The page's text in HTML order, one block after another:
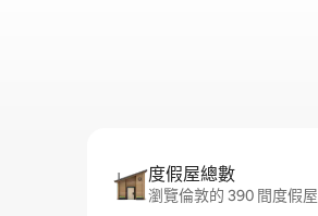
度假屋總數
瀏覽倫敦的 390 間度假屋